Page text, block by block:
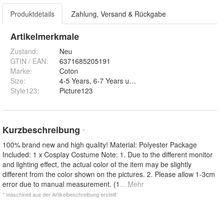
Produktdetails Zahlung, Versand & Rückgabe
Artikelmerkmale
Zustand:
Neu
GTIN / EAN:
6371685205191
Marke:
Coton
Size:
Style123: Picture123
Kurzbeschreibung *
100% brand new and high quality! Material: Polyester Package
Included: 1 x Cosplay Costume Note: 1. Due to the different monitor
and lighting effect, the actual color of the item may be slightly
different from the color shown on the pictures. 2. Please allow 1-3cm
error due to manual measurement. (1 ... Mehr
* maschinell aus der Artikelbeschreibung erstellt